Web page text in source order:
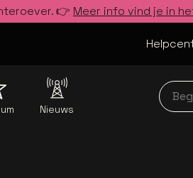
👉 Meer info vind je in
Nieuws
Begin